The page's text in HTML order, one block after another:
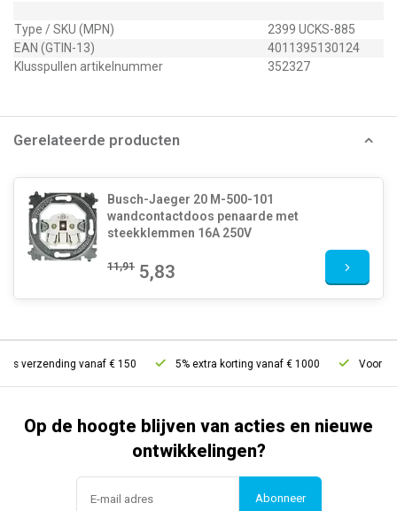
Type / SKU (MPN)
2399 UCKS-885
EAN (GTIN-13)
4011395130124
Klusspullen artikelnummer
352327
Gerelateerde producten
Busch-Jaeger 20 M-500-101
wandcontactdoos penaarde met
steekklemmen 16A 250V
11,91 5,83
verzending vanaf € 150 5% extra korting vanaf € 1000 Voor
Op de hoogte blijven van acties en nieuwe
ontwikkelingen?
Abonneer